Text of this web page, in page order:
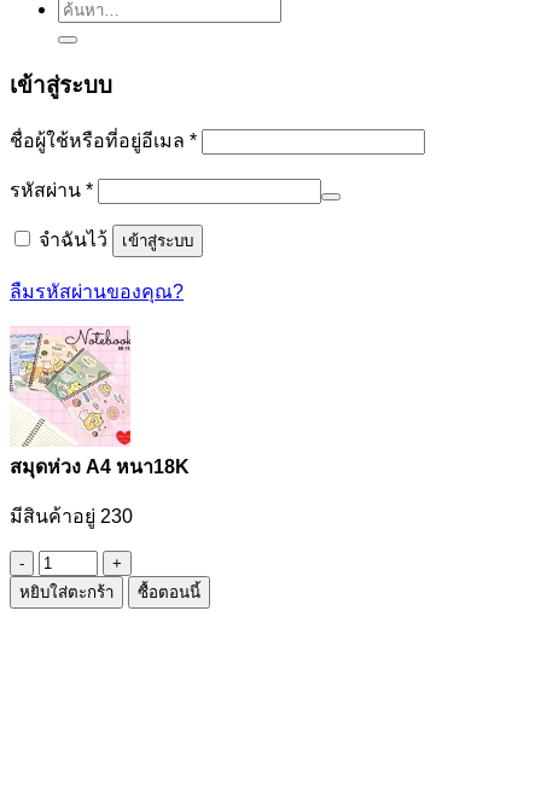
ค้นหา:
เข้าสู่ระบบ
ชื่อผู้ใช้หรือที่อยู่อีเมล *ต้องการ
รหัสผ่าน *ต้องการ
จำฉันไว้ เข้าสู่ระบบ
ลืมรหัสผ่านของคุณ?
สมุดห่วง A4 หนา18K
มีสินค้าอยู่ 230
จำนวน
สมุด
หยิบใส่ตะกร้า ซื้อตอนนี้